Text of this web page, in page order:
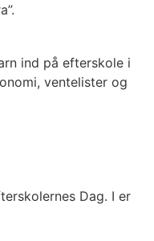
ind på efterskole i
ventelister og
Dag. I er